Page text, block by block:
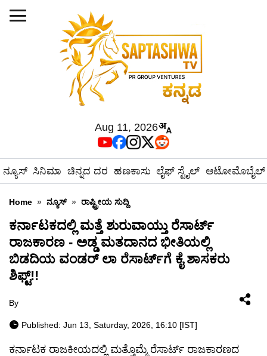
Aug 11, 2026
ನ್ಯೂಸ್ ಸಿನಿಮಾ ಚಿನ್ನದ ದರ ಹಣಕಾಸು ಲೈಫ್ ಸ್ಟೈಲ್ ಆಟೋಮೊಬೈಲ್
Home » ನ್ಯೂಸ್ » ರಾಷ್ಟ್ರೀಯ ಸುದ್ದಿ
ಕರ್ನಾಟಕದಲ್ಲಿ ಮತ್ತೆ ಶುರುವಾಯ್ತು ರೆಸಾರ್ಟ್
ರಾಜಕಾರಣ - ಅಡ್ಡ ಮತದಾನದ ಭೀತಿಯಲ್ಲಿ
ಬಿಡದಿಯ ವಂಡರ್ ಲಾ ರೆಸಾರ್ಟ್‌ಗೆ ಕೈ ಶಾಸಕರು
ಶಿಫ್ಟ್!!
By
Published: Jun 13, Saturday, 2026, 16:10 [IST]
ಕರ್ನಾಟಕ ರಾಜಕೀಯದಲ್ಲಿ ಮತ್ತೊಮ್ಮೆ ರೆಸಾರ್ಟ್ ರಾಜಕಾರಣದ